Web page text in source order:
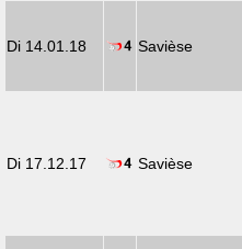
Di 14.01.18 Savièse
Di 17.12.17 Savièse